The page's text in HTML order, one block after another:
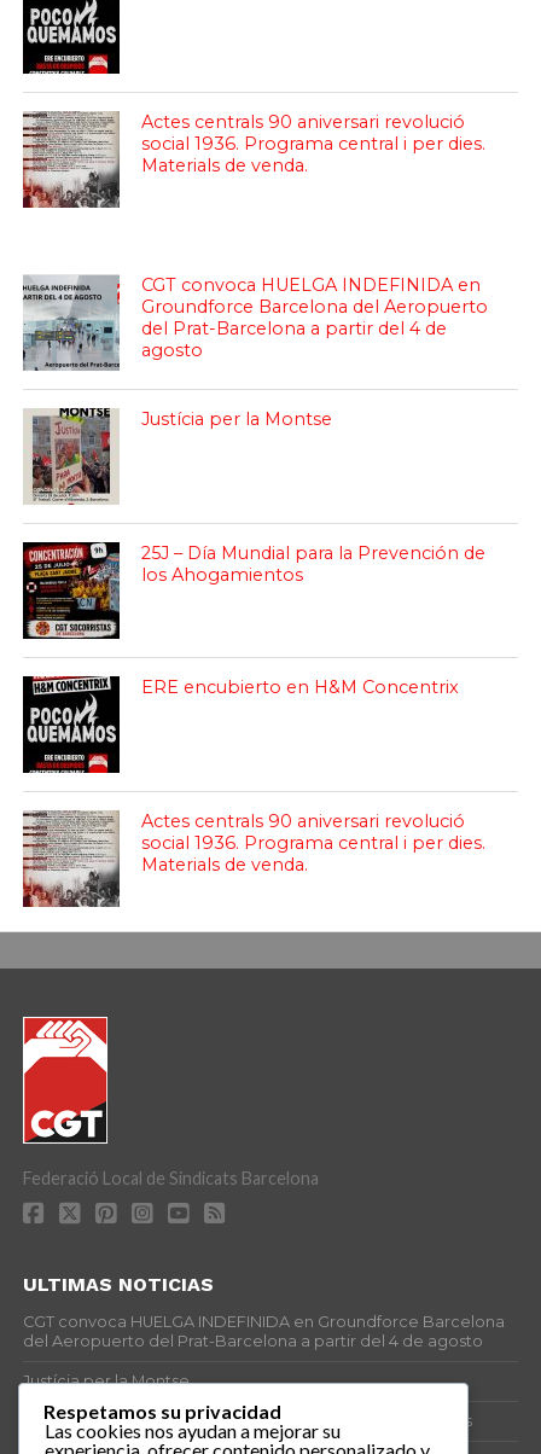
Actes centrals 90 aniversari revolució
social 1936. Programa central i per dies.
Materials de venda.
CGT convoca HUELGA INDEFINIDA en
Groundforce Barcelona del Aeropuerto
del Prat-Barcelona a partir del 4 de
agosto
Justícia per la Montse
25J – Día Mundial para la Prevención de
los Ahogamientos
ERE encubierto en H&M Concentrix
Actes centrals 90 aniversari revolució
social 1936. Programa central i per dies.
Materials de venda.
Federació Local de Sindicats Barcelona
ULTIMAS NOTICIAS
CGT convoca HUELGA INDEFINIDA en Groundforce Barcelona
del Aeropuerto del Prat-Barcelona a partir del 4 de agosto
Justícia per la Montse
25J – Día Mundial para la Prevención de los Ahogamientos
Respetamos su privacidad
Las cookies nos ayudan a mejorar su
experiencia, ofrecer contenido personalizado y